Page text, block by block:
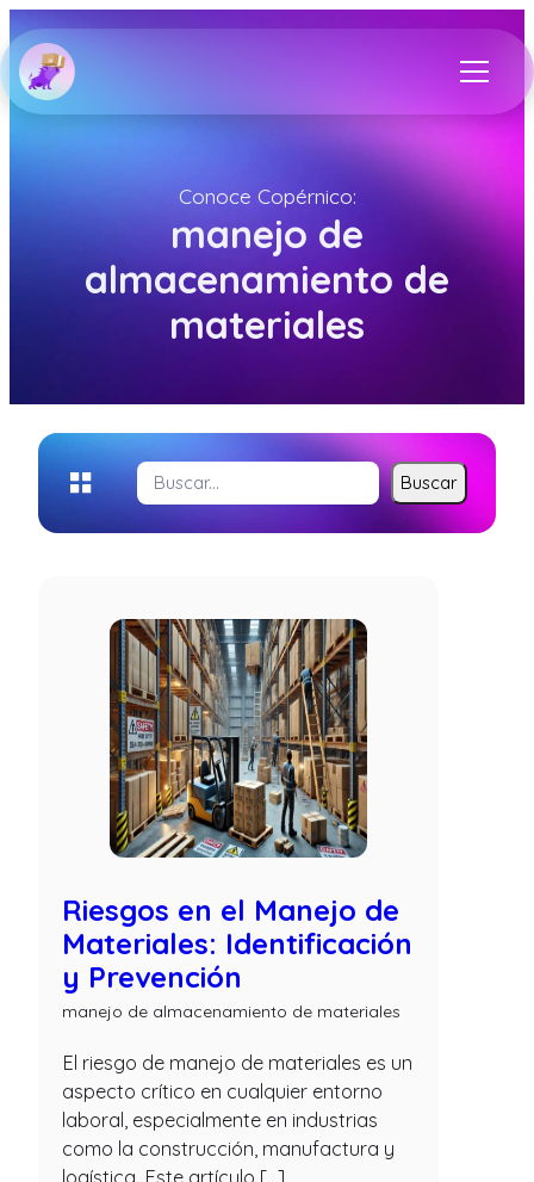
Conoce Copérnico:
manejo de
almacenamiento de
materiales
Buscar Buscar
Riesgos en el Manejo de
Materiales: Identificación
y Prevención
manejo de almacenamiento de materiales
El riesgo de manejo de materiales es un
aspecto crítico en cualquier entorno
laboral, especialmente en industrias
como la construcción, manufactura y
logística. Este artículo […]